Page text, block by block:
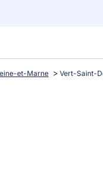
et-Marne Vert-Saint-